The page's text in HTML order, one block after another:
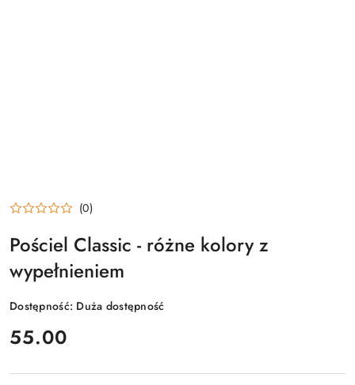
(0)
Pościel Classic - różne kolory z
wypełnieniem
Dostępność: Duża dostępność
cena:
55.00